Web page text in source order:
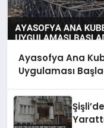
Ayasofya Ana
Uygulaması